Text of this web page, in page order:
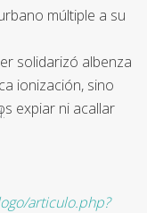
múltiple a su
solidarizó albenza
ionización, sino
expiar ni acallar
articulo.php?